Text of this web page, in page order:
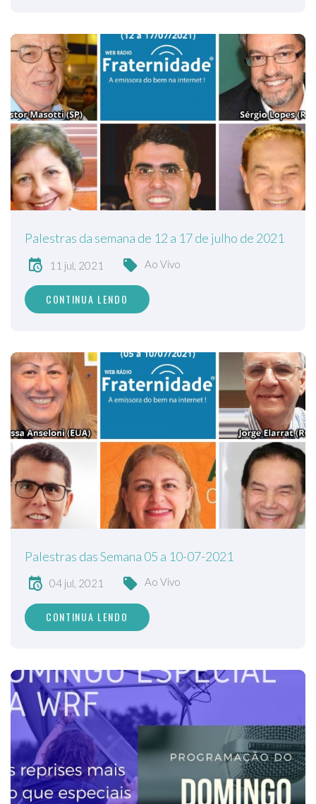
Palestras da semana de 12 a 17 de julho de 2021
11 jul, 2021 Ao Vivo
CONTINUA LENDO
Palestras das Semana 05 a 10-07-2021
04 jul, 2021 Ao Vivo
CONTINUA LENDO